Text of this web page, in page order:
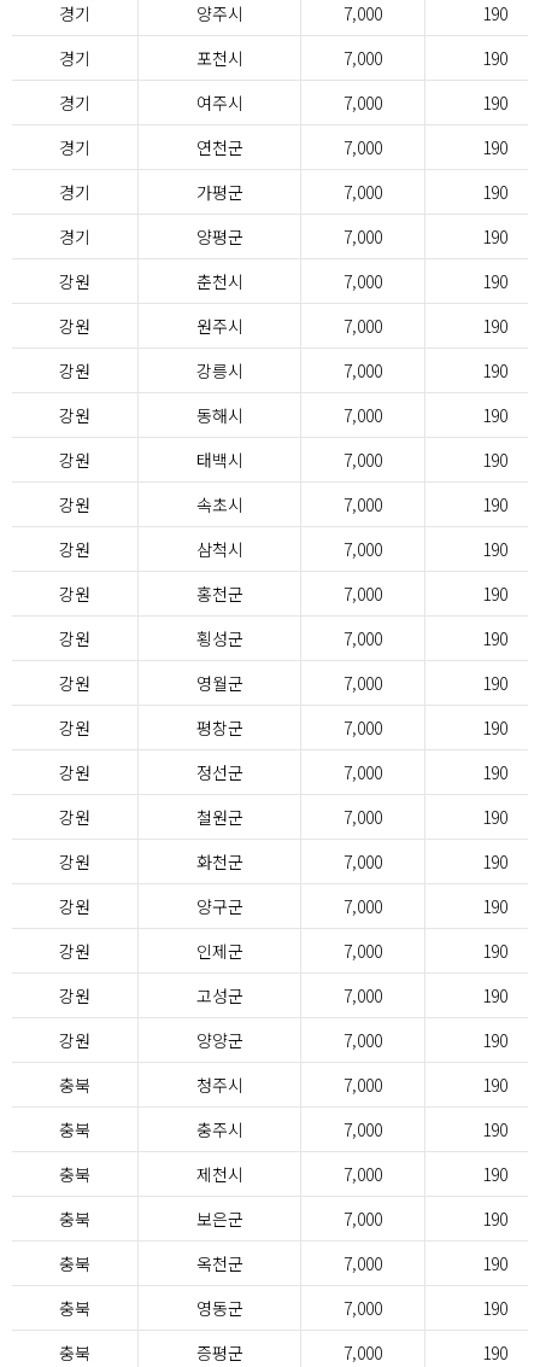
경기
양주시 7,000
190
경기
포천시 7,000
190
경기
여주시 7,000
190
경기
연천군 7,000
190
경기
가평군 7,000
190
경기
양평군 7,000
190
강원
춘천시 7,000
190
강원
원주시 7,000
190
강원
강릉시 7,000
190
강원
동해시 7,000
190
강원
태백시 7,000
190
강원
속초시 7,000
190
강원
삼척시 7,000
190
강원
홍천군 7,000
190
강원
횡성군 7,000
190
강원
영월군 7,000
190
강원
평창군 7,000
190
강원
정선군 7,000
190
강원
철원군 7,000
190
강원
화천군 7,000
190
강원
양구군 7,000
190
강원
인제군 7,000
190
강원
고성군 7,000
190
강원
양양군 7,000
190
충북
청주시 7,000
190
충북
충주시 7,000
190
충북
제천시 7,000
190
충북
보은군 7,000
190
충북
옥천군 7,000
190
충북
영동군 7,000
190
충북
증평군 7,000 190